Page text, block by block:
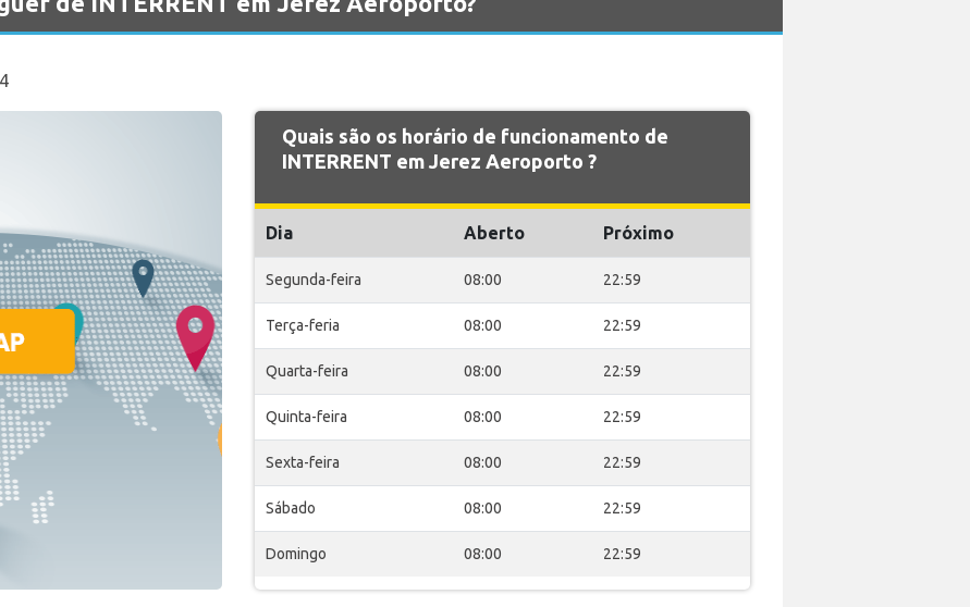
Quais são os horário de funcionamento de
INTERRENT em Jerez Aeroporto ?
Dia Aberto Próximo
Segunda-feira 08:00 22:59
Terça-feria 08:00 22:59
Quarta-feira 08:00 22:59
Quinta-feira 08:00 22:59
Sexta-feira 08:00 22:59
Sábado 08:00 22:59
Domingo 08:00 22:59